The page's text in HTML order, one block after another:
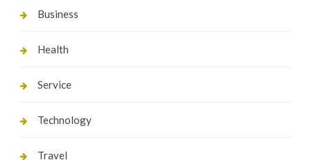
Business
Health
Service
Technology
Travel